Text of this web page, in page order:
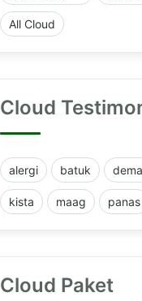
All Cloud
Cloud
alergi batuk
kista maag panas
Cloud Paket